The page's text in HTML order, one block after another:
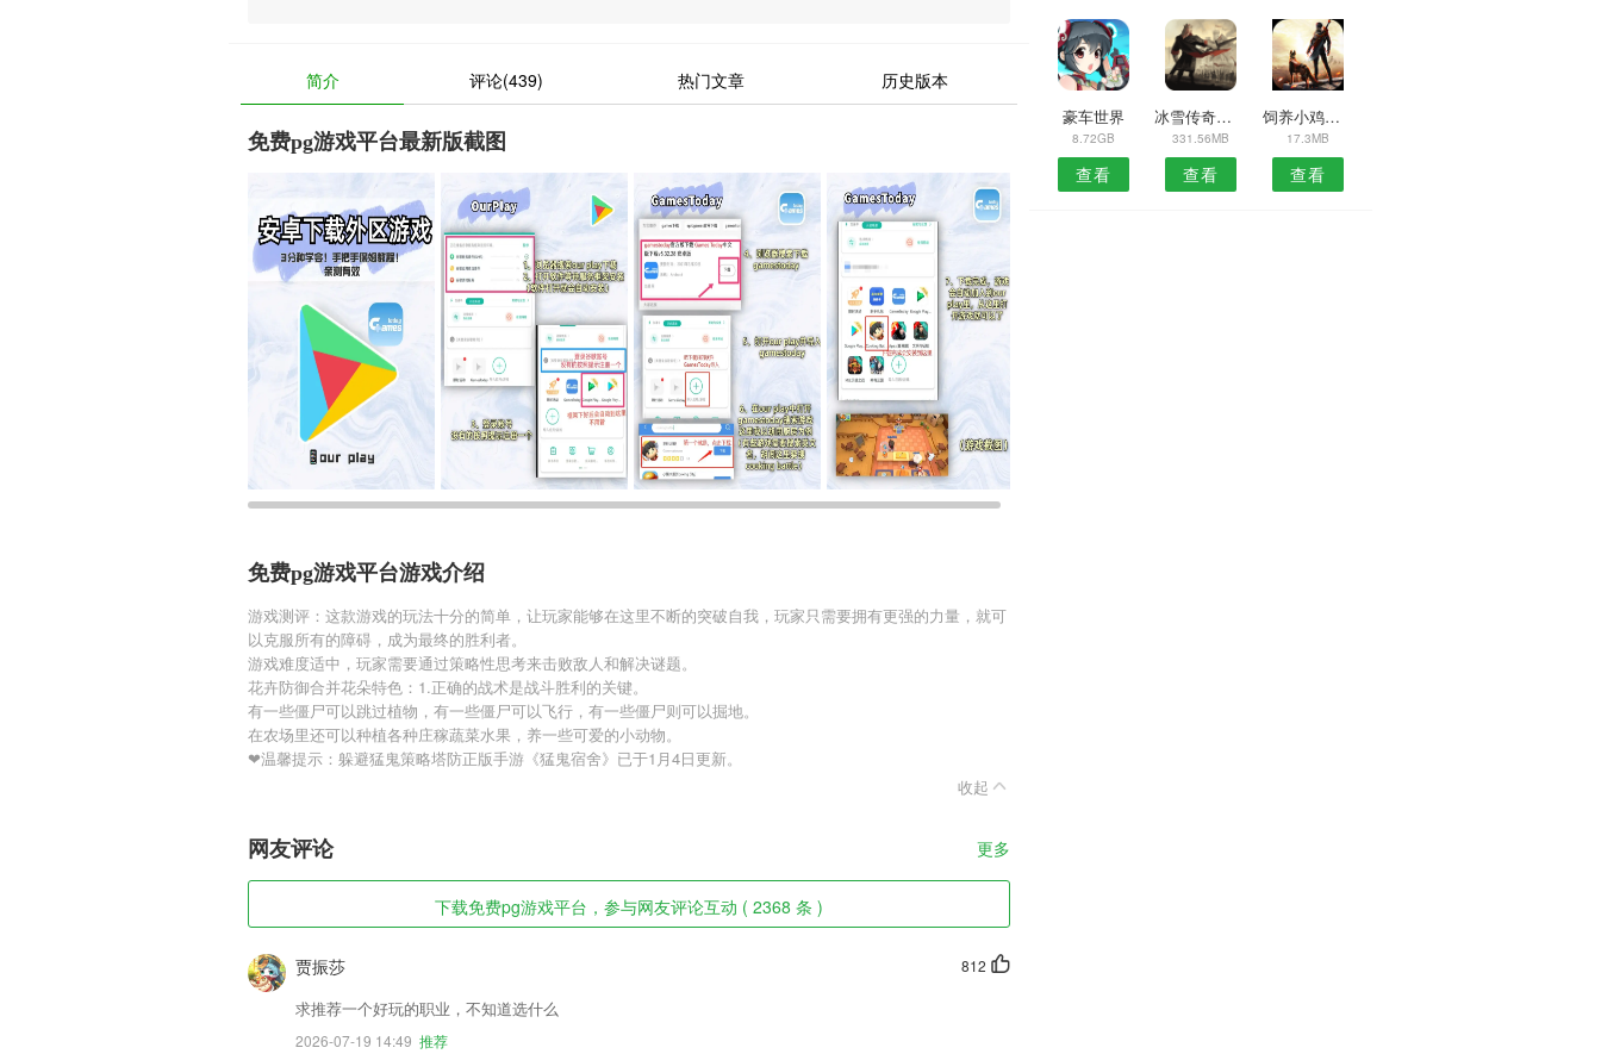
简介 评论(439) 热门文章 历史版本
免费pg游戏平台最新版截图
免费pg游戏平台游戏介绍
游戏测评：这款游戏的玩法十分的简单，让玩家能够在这里不断的突破自我，玩家只需要拥有更强的力量，就可
以克服所有的障碍，成为最终的胜利者。
游戏难度适中，玩家需要通过策略性思考来击败敌人和解决谜题。
花卉防御合并花朵特色：1.正确的战术是战斗胜利的关键。
有一些僵尸可以跳过植物，有一些僵尸可以飞行，有一些僵尸则可以掘地。
在农场里还可以种植各种庄稼蔬菜水果，养一些可爱的小动物。
❤温馨提示：躲避猛鬼策略塔防正版手游《猛鬼宿舍》已于1月4日更新。
收起
网友评论 更多
下载免费pg游戏平台，参与网友评论互动 ( 2368 条 )
812
贾振莎
求推荐一个好玩的职业，不知道选什么
2026-07-19 14:49 推荐
豪车世界
8.72GB
查看
冰雪传奇游戏
331.56MB
查看
饲养小鸡模拟器
17.3MB
查看